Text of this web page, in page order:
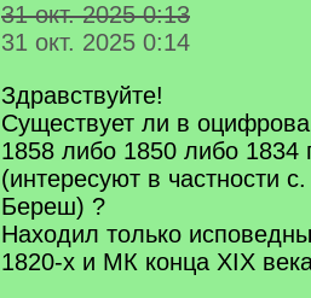
31 окт. 2025 0:13
31 окт. 2025 0:14
Здравствуйте!
Существует ли в
1858 либо 1850 либо 1834
(интересуют в частности
Береш) ?
Находил только
1820-х и МК конца XIX